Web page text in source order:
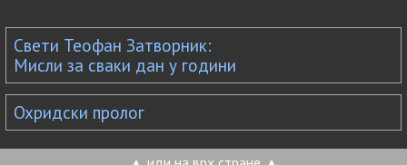
Свети Теофан Затворник:
Мисли за сваки дан у години
Охридски пролог